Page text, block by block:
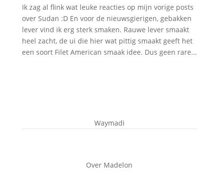
Ik zag al flink wat leuke reacties op mijn vorige posts
over Sudan :D En voor de nieuwsgierigen, gebakken
lever vind ik erg sterk smaken. Rauwe lever smaakt
heel zacht, de ui die hier wat pittig smaakt geeft het
een soort Filet American smaak idee. Dus geen rare...
Waymadi
Over Madelon